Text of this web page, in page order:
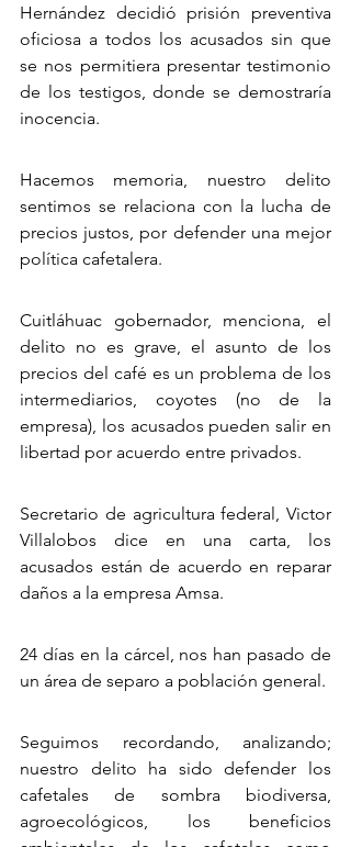
Hernández decidió prisión preventiva
oficiosa a todos los acusados sin que
se nos permitiera presentar testimonio
de los testigos, donde se demostraría
inocencia.
Hacemos memoria, nuestro delito
sentimos se relaciona con la lucha de
precios justos, por defender una mejor
política cafetalera.
Cuitláhuac gobernador, menciona, el
delito no es grave, el asunto de los
precios del café es un problema de los
intermediarios, coyotes (no de la
empresa), los acusados pueden salir en
libertad por acuerdo entre privados.
Secretario de agricultura federal, Victor
Villalobos dice en una carta, los
acusados están de acuerdo en reparar
daños a la empresa Amsa.
24 días en la cárcel, nos han pasado de
un área de separo a población general.
Seguimos recordando, analizando;
nuestro delito ha sido defender los
cafetales de sombra biodiversa,
agroecológicos, los beneficios